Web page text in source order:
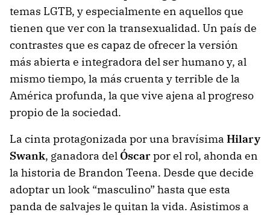
temas LGTB, y especialmente en aquellos que
tienen que ver con la transexualidad. Un país de
contrastes que es capaz de ofrecer la versión
más abierta e integradora del ser humano y, al
mismo tiempo, la más cruenta y terrible de la
América profunda, la que vive ajena al progreso
propio de la sociedad.
La cinta protagonizada por una bravísima Hilary
Swank, ganadora del Óscarpor el rol, ahonda en
la historia de Brandon Teena. Desde que decide
adoptar un look “masculino” hasta que esta
panda de salvajes le quitan la vida. Asistimos a